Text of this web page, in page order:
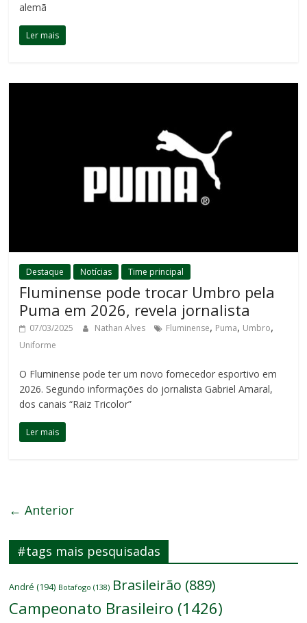
alemã
Ler mais
Destaque Notícias Time principal
Fluminense pode trocar Umbro pela
Puma em 2026, revela jornalista
07/03/2025 Nathan Alves Fluminense, Puma, Umbro,
Uniforme
O Fluminense pode ter um novo fornecedor esportivo em
2026. Segundo informações do jornalista Gabriel Amaral,
dos canais “Raiz Tricolor”
Ler mais
← Anterior
#tags mais pesquisadas
André (194) Botafogo (138) Brasileirão (889)
Campeonato Brasileiro (1426)